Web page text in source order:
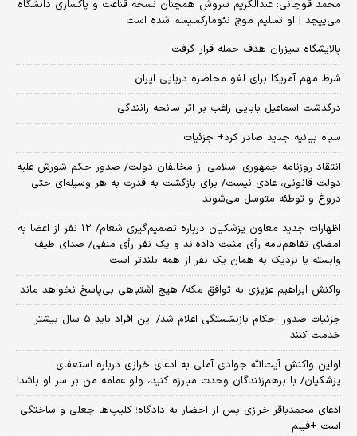
محمد قوچانی: عبدالکریم سروش همچنان نسخه قناعت و پاکسازی دانشگاه
می‌پیچد | او تسلیم موج نئومارکسیسم شده است
پالایشگاه سیزران هدف حمله قرار گرفت
شرط مهم آمریکا برای لغو محاصره دریایی ایران
درگذشت اسماعیل بابایی راغب بر اثر سانحه رانندگی
سپاه بیانیه جدید صادر کرد+ جزئیات
انتقاد روزنامه جمهوری اسلامی از مخالفان دولت/ صدور حکم شورش علیه
دولت قانونی، عادی نیست/ برای بازگشت به قدرت به هر وسیله‌ای حتی
دروغ و توطئه متوسل می‌شوند
اظهارات جدید معاون پزشکیان درباره تصمیم‌گیری شعام/ ۱۲ نفر از اعضا به
امضای تفاهم‌نامه رأی مثبت داده‌اند و یک نفر رأی منفی/ صدای طیف
وابسته یا نزدیک به همان یک نفر از همه بلندتر است
واکنش ابراهیم عزیزی به توافق مکه/ هیچ اشتباهی بی‌پاسخ نخواهد ماند
جزئیات صدور احکام بازنشستگی اعلام شد/ این افراد باید ۵ سال بیشتر
خدمت کنند
اولین واکنش آیت‌الله جوادی آملی به ادعای خرازی درباره استعفای
پزشکیان/ با برهم‌زنندگان وحدت مبارزه کنید، ولو عمامه من بر سر او باشد!
ادعای محمدباقر خرازی پس از احضار به دادگاه؛ کلیپ‌ها جعلی و ساختگی
است +فیلم